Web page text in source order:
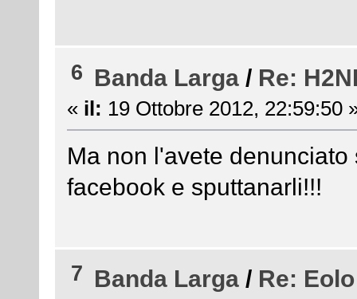
6 Banda Larga / Re:
« il: 19 Ottobre 2012, 22:59:50
Ma non l'avete
facebook e sputtanarli!!!
7 Banda Larga / Re: